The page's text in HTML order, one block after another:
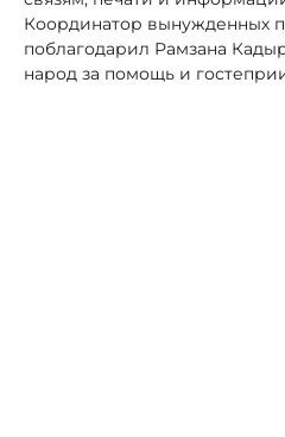
Координатор вынужденных
поблагодарил Рамзана
народ за помощь и